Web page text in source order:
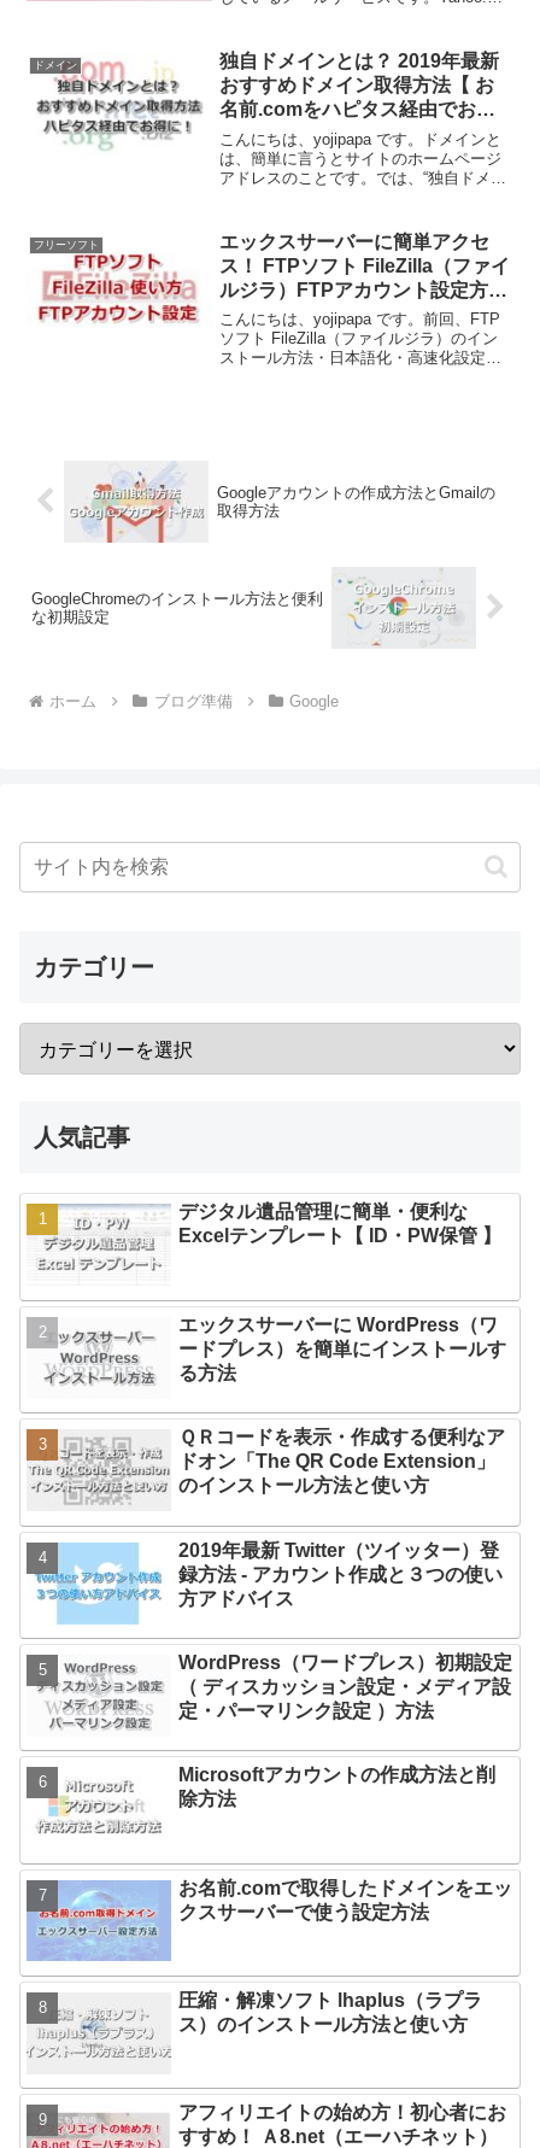
では、Yahoo!ア...
ドメイン
独自ドメインとは？ 2019年最新
おすすめドメイン取得方法【 お
名前.comをハピタス経由でお得
に！】
こんにちは、yojipapa です。ドメインと
は、簡単に言うとサイトのホームページ
アドレスのことです。では、“独自ドメイ
ます。ブログサービスには無料で簡単
に...
フリーソフト
エックスサーバーに簡単アクセ
ス！ FTPソフト FileZilla（ファイ
ルジラ）FTPアカウント設定方法
と使い方
こんにちは、yojipapa です。前回、FTP
ソフト FileZilla（ファイルジラ）のイン
ストール方法・日本語化・高速化設定を
Googleアカウントの作成方法とGmailの
取得方法
GoogleChromeのインストール方法と便利
な初期設定
ホーム ブログ準備 Google
カテゴリー
人気記事
デジタル遺品管理に簡単・便利な
Excelテンプレート【 ID・PW保管 】
エックスサーバーに WordPress（ワ
ードプレス）を簡単にインストールす
る方法
ＱＲコードを表示・作成する便利なア
ドオン「The QR Code Extension」
のインストール方法と使い方
2019年最新 Twitter（ツイッター）登
録方法 - アカウント作成と３つの使い
方アドバイス
WordPress（ワードプレス）初期設定
（ ディスカッション設定・メディア設
定・パーマリンク設定 ）方法
Microsoftアカウントの作成方法と削
除方法
お名前.comで取得したドメインをエッ
クスサーバーで使う設定方法
圧縮・解凍ソフト lhaplus（ラプラ
ス）のインストール方法と使い方
アフィリエイトの始め方！初心者にお
すすめ！ Ａ8.net（エーハチネット）